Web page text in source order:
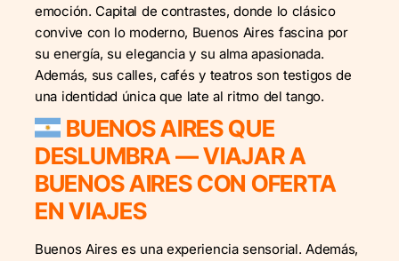
emoción. Capital de contrastes, donde lo clásico
convive con lo moderno, Buenos Aires fascina por
su energía, su elegancia y su alma apasionada.
Además, sus calles, cafés y teatros son testigos de
una identidad única que late al ritmo del tango.
BUENOS AIRES QUE
DESLUMBRA — VIAJAR A
BUENOS AIRES CON OFERTA
EN VIAJES
Buenos Aires es una experiencia sensorial. Además,